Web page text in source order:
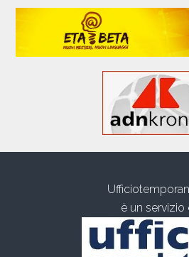
è un servizio